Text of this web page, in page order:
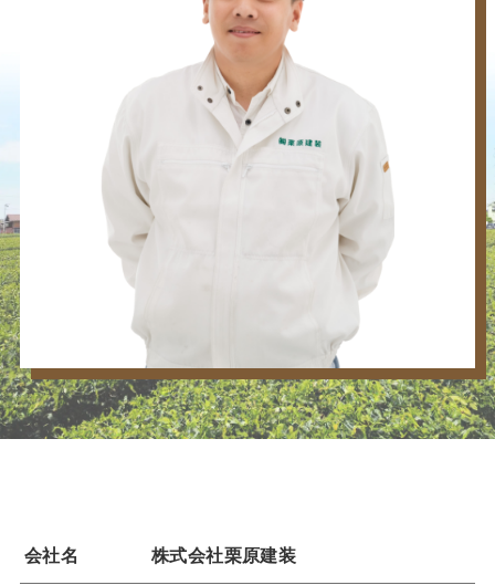
会社名 株式会社栗原建装